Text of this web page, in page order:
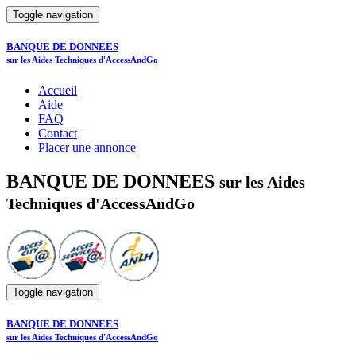
Toggle navigation
BANQUE DE DONNEES
sur les Aides Techniques d'AccessAndGo
Accueil
Aide
FAQ
Contact
Placer une annonce
BANQUE DE DONNEES sur les Aides
Techniques d'AccessAndGo
Toggle navigation
BANQUE DE DONNEES
sur les Aides Techniques d'AccessAndGo